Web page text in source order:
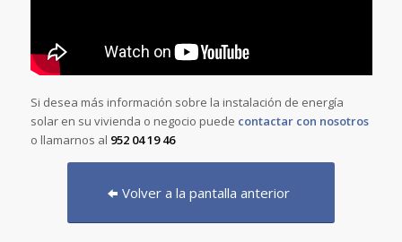
Si desea más información sobre la instalación de energía
solar en su vivienda o negocio puede contactar con nosotros
o llamarnos al 952 04 19 46
Volver a la pantalla anterior